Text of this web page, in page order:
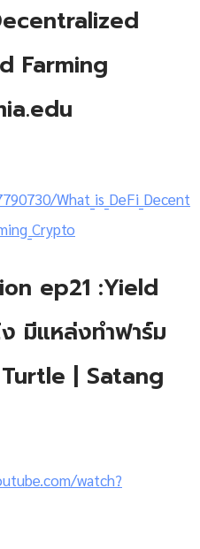
Farming
What_is_DeFi_Decent
ep21 :Yield
มีแหล่งทำฟาร์ม
| Satang
watch?